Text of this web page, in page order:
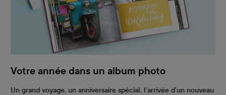
Votre année dans un album photo
Un grand voyage, un anniversaire spécial, l’arrivée d’un nouveau